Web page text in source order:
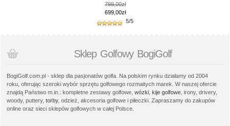
799,00zł
699,00zł
5/5
Sklep Golfowy BogiGolf
BogiGolf.com.pl - sklep dla pasjonatów golfa. Na polskim rynku działamy od 2004
roku, oferując szeroki wybór sprzętu golfowego rozmaitych marek. W naszej ofercie
znajdą Państwo m.in.: kompletne zestawy golfowe, wózki kije golfowe , irony, drivery,
woody, puttery, torby, odzież, akcesoria golfowe i piłeczki. Zapraszamy do zakupów
online oraz sieci sklepów golfowych w całej Polsce.